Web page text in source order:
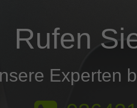
Rufen
Experten